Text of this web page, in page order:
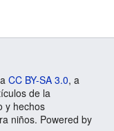
CC BY-SA 3.0, a
de la
y hechos
niños. Powered by